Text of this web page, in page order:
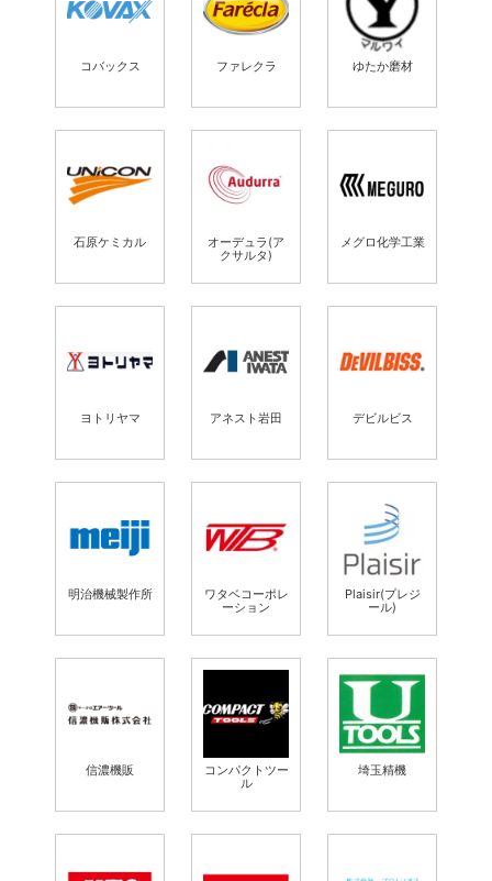
コバックス ファレクラ ゆたか磨材
石原ケミカル
オーデュラ(ア
クサルタ)
メグロ化学工業
ヨトリヤマ アネスト岩田 デビルビス
明治機械製作所
ワタベコーポレ
ーション
Plaisir(プレジ
ール)
信濃機販
コンパクトツー
ル
埼玉精機